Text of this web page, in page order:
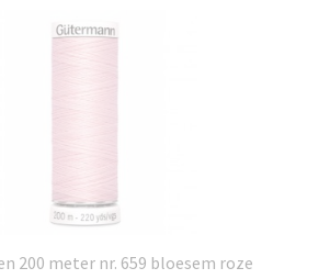
200 meter nr. 659 bloesem roze